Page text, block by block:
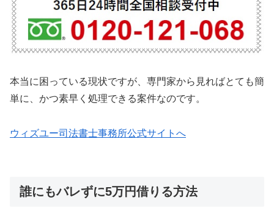
本当に困っている現状ですが、専門家から見ればとても簡
単に、かつ素早く処理できる案件なのです。
ウィズユー司法書士事務所公式サイトへ
誰にもバレずに5万円借りる方法